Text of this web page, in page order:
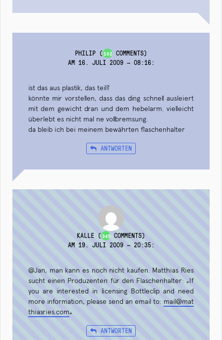
PHILIP (102COMMENTS)
AM 16. JULI 2009 — 08:16:
ist das aus plastik, das teil?
könnte mir vorstellen, dass das ding schnell ausleiert
mit dem gewicht dran und dem hebelarm. vielleicht
überlebt es nicht mal ne vollbremsung.
da bleib ich bei meinem bewährten flaschenhalter
ANTWORTEN
KALLE (345 COMMENTS)
AM 19. JULI 2009 — 20:35:
@Jan, man kann es noch nicht kaufen. Matthias Ries
sucht einen Produzenten für den Flaschenhalter: „If
you are interested in licensing Bottleclip and need
more information, please send an email to: mail@mat
thiasries.com„
ANTWORTEN